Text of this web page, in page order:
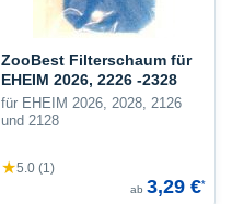
ZooBest Filterschaum für
EHEIM 2026, 2226 -2328
für EHEIM 2026, 2028, 2126
und 2128
★5.0 (1)
ab 3,29 €*